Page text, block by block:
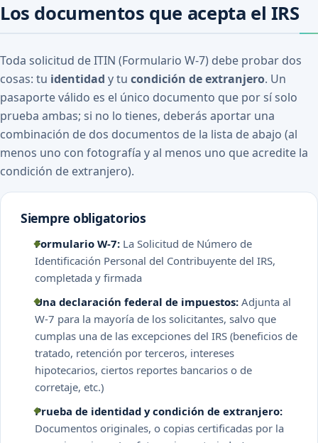
Los documentos que acepta el IRS
Toda solicitud de ITIN (Formulario W-7) debe probar dos
cosas: tu identidad y tu condición de extranjero. Un
pasaporte válido es el único documento que por sí solo
prueba ambas; si no lo tienes, deberás aportar una
combinación de dos documentos de la lista de abajo (al
menos uno con fotografía y al menos uno que acredite la
condición de extranjero).
Siempre obligatorios
Formulario W-7: La Solicitud de Número de
Identificación Personal del Contribuyente del IRS,
completada y firmada
Una declaración federal de impuestos: Adjunta al
W-7 para la mayoría de los solicitantes, salvo que
cumplas una de las excepciones del IRS (beneficios de
tratado, retención por terceros, intereses
hipotecarios, ciertos reportes bancarios o de
corretaje, etc.)
Prueba de identidad y condición de extranjero:
Documentos originales, o copias certificadas por la